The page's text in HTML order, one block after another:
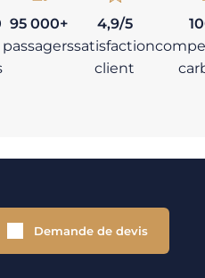
95 000+
passagers
4,9/5
satisfaction
client
Demande de devis